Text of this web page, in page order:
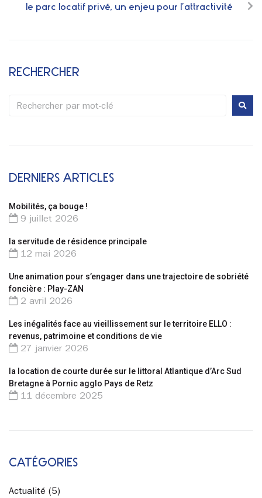
le parc locatif privé, un enjeu pour l’attractivité
RECHERCHER
DERNIERS ARTICLES
Mobilités, ça bouge !
9 juillet 2026
la servitude de résidence principale
12 mai 2026
Une animation pour s’engager dans une trajectoire de sobriété
foncière : Play-ZAN
2 avril 2026
Les inégalités face au vieillissement sur le territoire ELLO :
revenus, patrimoine et conditions de vie
27 janvier 2026
la location de courte durée sur le littoral Atlantique d’Arc Sud
Bretagne à Pornic agglo Pays de Retz
11 décembre 2025
CATÉGORIES
Actualité (5)